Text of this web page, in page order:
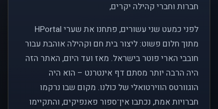
חברות וחברי קהילה יקרים,
לפני כמעט שני עשורים, פתחנו את שערי HPortal
מתוך חלום פשוט: ליצור בית חם וקהילה אוהבת עבור
חובבי הארי פוטר בישראל. מאז ועד היום, האתר הזה
היה הרבה יותר מסתם דף אינטרנט – הוא היה
הוגוורטס הווירטואלי של כולנו. מקום שבו נרקמו
חברויות אמת, נכתבו אין־ספור פאנפיקים, והתקיימו